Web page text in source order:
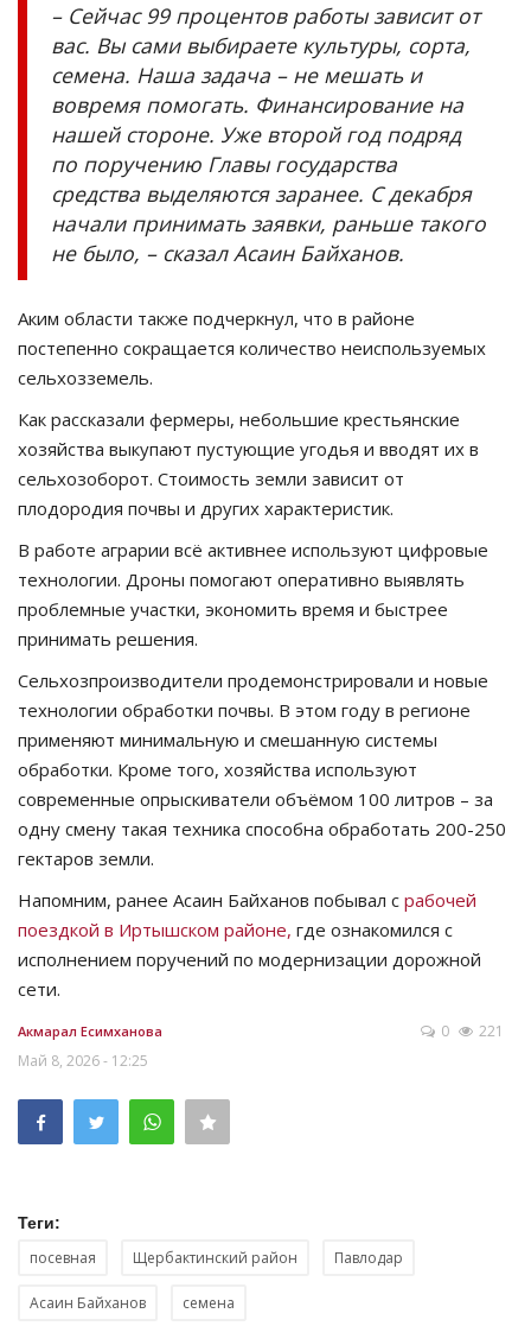
– Сейчас 99 процентов работы зависит от
вас. Вы сами выбираете культуры, сорта,
семена. Наша задача – не мешать и
вовремя помогать. Финансирование на
нашей стороне. Уже второй год подряд
по поручению Главы государства
средства выделяются заранее. С декабря
начали принимать заявки, раньше такого
не было, – сказал Асаин Байханов.
Аким области также подчеркнул, что в районе
постепенно сокращается количество неиспользуемых
сельхозземель.
Как рассказали фермеры, небольшие крестьянские
хозяйства выкупают пустующие угодья и вводят их в
сельхозоборот. Стоимость земли зависит от
плодородия почвы и других характеристик.
В работе аграрии всё активнее используют цифровые
технологии. Дроны помогают оперативно выявлять
проблемные участки, экономить время и быстрее
принимать решения.
Сельхозпроизводители продемонстрировали и новые
технологии обработки почвы. В этом году в регионе
применяют минимальную и смешанную системы
обработки. Кроме того, хозяйства используют
современные опрыскиватели объёмом 100 литров – за
одну смену такая техника способна обработать 200-250
гектаров земли.
Напомним, ранее Асаин Байханов побывал с рабочей
поездкой в Иртышском районе, где ознакомился с
исполнением поручений по модернизации дорожной
сети.
Акмарал Есимханова
Май 8, 2026 - 12:25
0 221
Теги:
посевная Щербактинский район Павлодар
Асаин Байханов семена